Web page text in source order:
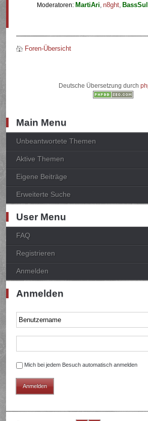
Moderatoren: MartiAri,n8ght,
Foren-Übersicht
Deutsche Übersetzung durch
Main Menu
Unbeantwortete Themen
Aktive Themen
Eigene Beiträge
Erweiterte Suche
User Menu
FAQ
Registrieren
Anmelden
Anmelden
Mich bei jedem Besuch automatisch anmelden